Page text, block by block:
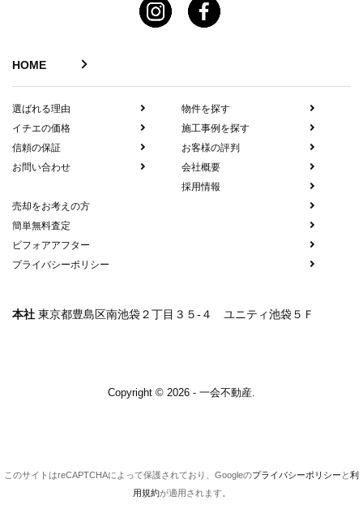
HOME
選ばれる理由
イチエの価格
信頼の保証
お問い合わせ
物件を探す
施工事例を探す
お客様の評判
会社概要
採用情報
売却をお考えの方
簡単無料査定
ビフォアアフター
プライバシーポリシー
本社 東京都豊島区南池袋２丁目３５-４ ユニティ池袋５Ｆ
Copyright © 2026 - 一会不動産.
このサイトはreCAPTCHAによって保護されており、Googleのプライバシーポリシー と利
用規約が適用されます。